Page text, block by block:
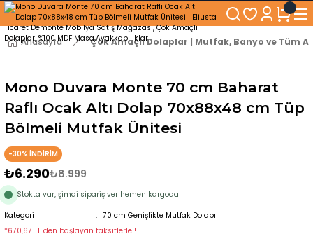
250₺ ve Üzeri Alışverişlerinizde KARGO BEDAVA!
5'er cm Aralıklarla 35 cm'den 100 cm'e kadar Genişliğe Sahip Dolaplar
% 100 Mdf Tekerlekli Masa ile Uzun Ömürlü ve Kolay Kullanım Konforu
Kaliteli hizmet, güvenli alışveriş ve satış sonrası destek
Anasayfa Çok Amaçlı Dolaplar | Mutfak, Banyo ve Tüm
Mono Duvara Monte 70 cm Baharat
Raflı Ocak Altı Dolap 70x88x48 cm Tüp
Bölmeli Mutfak Ünitesi
-30% İNDİRİM
₺6.290₺8.999
Stokta var, şimdi sipariş ver hemen kargoda
Kategori
70 cm Genişlikte Mutfak Dolabı
*670,67 TL den başlayan taksitlerle!!